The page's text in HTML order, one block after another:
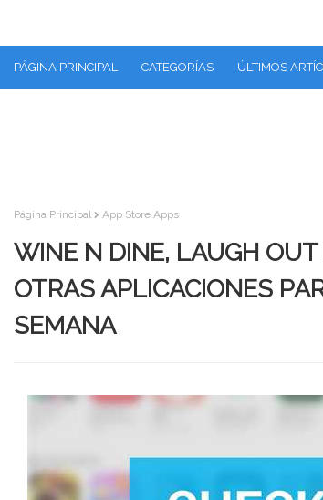
PÁGINA PRINCIPAL CATEGORÍAS ÚLTIMOS
Página Principal App Store Apps
WINE N DINE, LAUGH OUT
OTRAS APLICACIONES
SEMANA